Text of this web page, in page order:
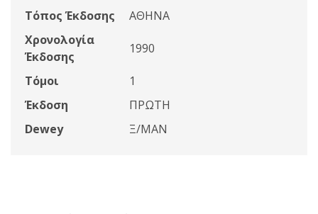
Τόπος Έκδοσης
ΑΘΗΝΑ
Χρονολογία
Έκδοσης
1990
Τόμοι
1
Έκδοση
ΠΡΩΤΗ
Dewey
Ξ/MAN